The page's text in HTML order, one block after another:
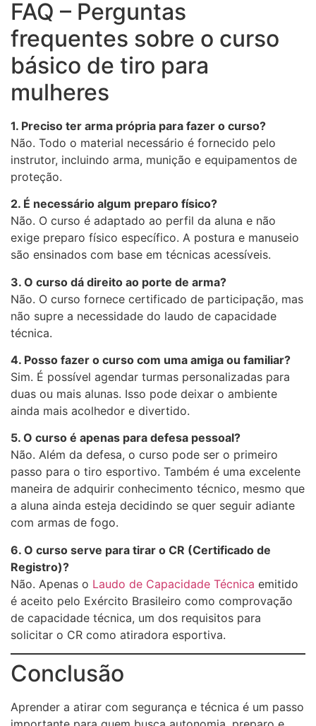
FAQ – Perguntas
frequentes sobre o curso
básico de tiro para
mulheres
1. Preciso ter arma própria para fazer o curso?
Não. Todo o material necessário é fornecido pelo
instrutor, incluindo arma, munição e equipamentos de
proteção.
2. É necessário algum preparo físico?
Não. O curso é adaptado ao perfil da aluna e não
exige preparo físico específico. A postura e manuseio
são ensinados com base em técnicas acessíveis.
3. O curso dá direito ao porte de arma?
Não. O curso fornece certificado de participação, mas
não supre a necessidade do laudo de capacidade
técnica.
4. Posso fazer o curso com uma amiga ou familiar?
Sim. É possível agendar turmas personalizadas para
duas ou mais alunas. Isso pode deixar o ambiente
ainda mais acolhedor e divertido.
5. O curso é apenas para defesa pessoal?
Não. Além da defesa, o curso pode ser o primeiro
passo para o tiro esportivo. Também é uma excelente
maneira de adquirir conhecimento técnico, mesmo que
a aluna ainda esteja decidindo se quer seguir adiante
com armas de fogo.
6. O curso serve para tirar o CR (Certificado de
Registro)?
Não. Apenas o Laudo de Capacidade Técnica emitido
é aceito pelo Exército Brasileiro como comprovação
de capacidade técnica, um dos requisitos para
solicitar o CR como atiradora esportiva.
Conclusão
Aprender a atirar com segurança e técnica é um passo